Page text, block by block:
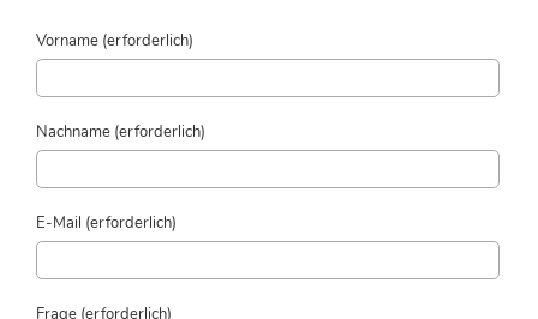
Vorname (erforderlich)
Nachname (erforderlich)
E-Mail (erforderlich)
Frage (erforderlich)